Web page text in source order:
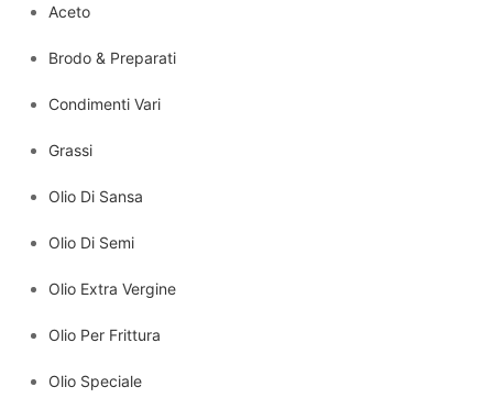
Aceto
Brodo & Preparati
Condimenti Vari
Grassi
Olio Di Sansa
Olio Di Semi
Olio Extra Vergine
Olio Per Frittura
Olio Speciale